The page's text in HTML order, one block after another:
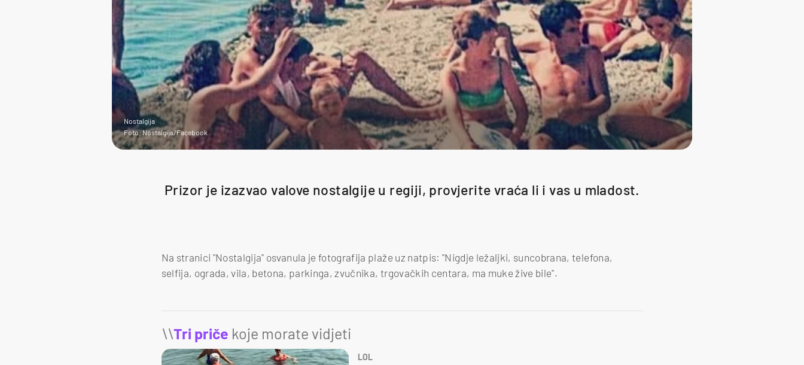
Nostalgija
Foto: Nostalgija/Facebook
Prizor je izazvao valove nostalgije u regiji, provjerite vraća li i vas u mladost.
Na stranici "Nostalgija" osvanula je fotografija plaže uz natpis: "Nigdje ležaljki, suncobrana, telefona,
selfija, ograda, vila, betona, parkinga, zvučnika, trgovačkih centara, ma muke žive bile".
\\Tri priče koje morate vidjeti
LOL